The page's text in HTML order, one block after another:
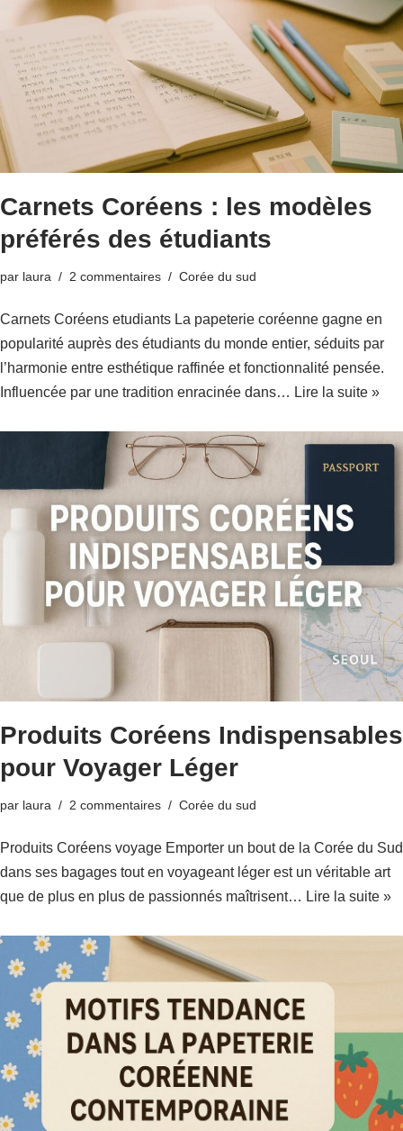
Carnets Coréens : les modèles
préférés des étudiants
par laura 2 commentaires Corée du sud
Carnets Coréens etudiants La papeterie coréenne gagne en
popularité auprès des étudiants du monde entier, séduits par
l’harmonie entre esthétique raffinée et fonctionnalité pensée.
Influencée par une tradition enracinée dans… Lire la suite »
Produits Coréens Indispensables
pour Voyager Léger
par laura 2 commentaires Corée du sud
Produits Coréens voyage Emporter un bout de la Corée du Sud
dans ses bagages tout en voyageant léger est un véritable art
que de plus en plus de passionnés maîtrisent… Lire la suite »